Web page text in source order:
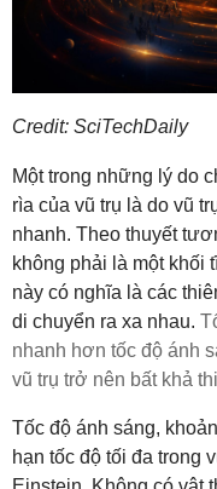
Credit: SciTechDaily
Một trong những lý do
rìa của vũ trụ là do vũ
nhanh. Theo thuyết
không phải là một khối
này có nghĩa là các
di chuyển ra xa nhau.
nhanh hơn tốc độ ánh
vũ trụ trở nên bất khả thi
Tốc độ ánh sáng,
hạn tốc độ tối đa trong